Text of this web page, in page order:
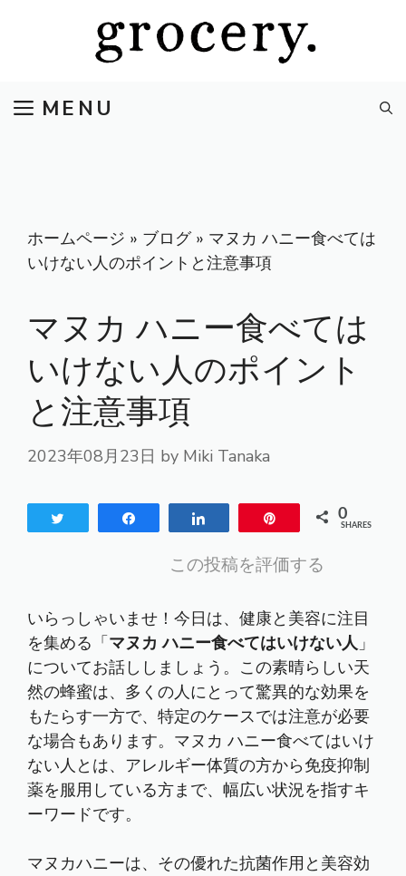
ツ
MENU
ホームページ » ブログ» マヌカ ハニー食べては
いけない人のポイントと注意事項
マヌカ ハニー食べては
いけない人のポイント
と注意事項
2023年08月23日 by Miki Tanaka
0
SHARES
この投稿を評価する
いらっしゃいませ！今日は、健康と美容に注目
を集める「マヌカ ハニー食べてはいけない人」
についてお話ししましょう。この素晴らしい天
然の蜂蜜は、多くの人にとって驚異的な効果を
もたらす一方で、特定のケースでは注意が必要
な場合もあります。マヌカ ハニー食べてはいけ
ない人とは、アレルギー体質の方から免疫抑制
薬を服用している方まで、幅広い状況を指すキ
ーワードです。
マヌカハニーは、その優れた抗菌作用と美容効